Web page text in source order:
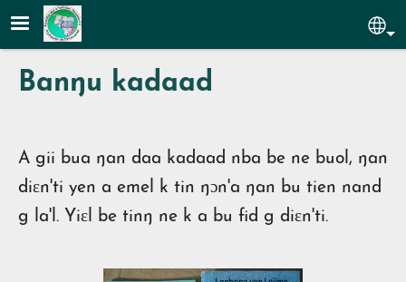
Aller au contenu principal
Banŋu kadaad
A gii bua ŋan daa kadaad nba be ne buol, ŋan
diɛn'ti yen a emel k tin ŋɔn'a ŋan bu tien nand
g la'l. Yiɛl be tinŋ ne k a bu fid g diɛn'ti.